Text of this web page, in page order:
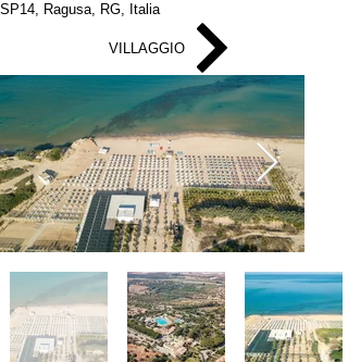
SP14, Ragusa, RG, Italia
VILLAGGIO